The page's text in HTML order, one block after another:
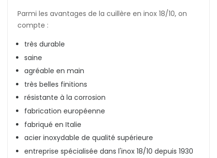
Parmi les avantages de la cuillère en inox 18/10, on
compte :
très durable
saine
agréable en main
très belles finitions
résistante à la corrosion
fabrication européenne
fabriqué en Italie
acier inoxydable de qualité supérieure
entreprise spécialisée dans l'inox 18/10 depuis 1930